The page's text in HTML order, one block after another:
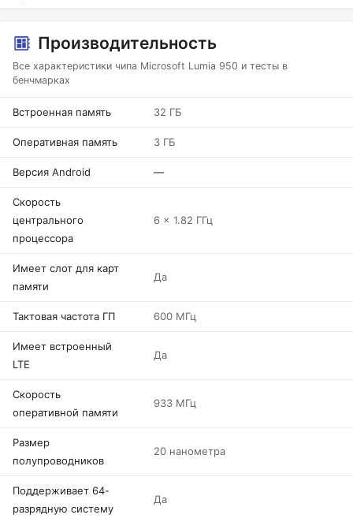
Производительность
Все характеристики чипа Microsoft Lumia 950 и тесты в
бенчмарках
Встроенная память 32 ГБ
Оперативная память 3 ГБ
Версия Android —
Скорость
центрального
процессора
6 x 1.82 ГГц
Имеет слот для карт
памяти
Да
Тактовая частота ГП 600 МГц
Имеет встроенный
LTE
Да
Скорость
оперативной памяти
933 МГц
Размер
полупроводников
20 нанометра
Поддерживает 64-
разрядную систему
Да